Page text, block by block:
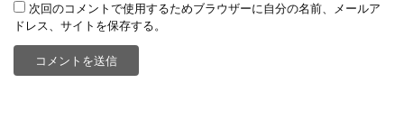
次回のコメントで使用するためブラウザーに自分の名前、メールア
ドレス、サイトを保存する。